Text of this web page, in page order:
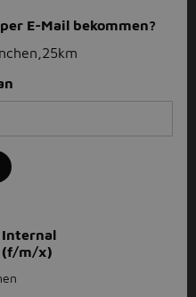
E-Mail bekommen?
(f/m/x)